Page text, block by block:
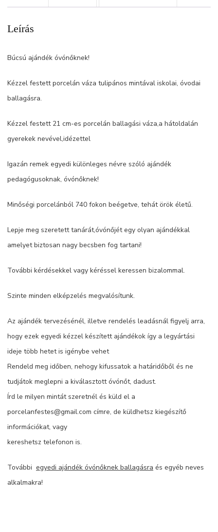
Leírás
Búcsú ajándék óvónőknek!
Kézzel festett porcelán váza tulipános mintával iskolai, óvodai
ballagásra.
Kézzel festett 21 cm-es porcelán ballagási váza,a hátoldalán
gyerekek nevével,idézettel
Igazán remek egyedi különleges névre szóló ajándék
pedagógusoknak, óvónőknek!
Minőségi porcelánból 740 fokon beégetve, tehát örök életű.
Lepje meg szeretett tanárát,óvónőjét egy olyan ajándékkal
amelyet biztosan nagy becsben fog tartani!
További kérdésekkel vagy kéréssel keressen bizalommal.
Szinte minden elképzelés megvalósítunk.
Az ajándék tervezésénél, illetve rendelés leadásnál figyelj arra,
hogy ezek egyedi kézzel készített ajándékok így a legyártási
ideje több hetet is igénybe vehet
Rendeld meg időben, nehogy kifussatok a határidőből és ne
tudjátok meglepni a kiválasztott óvónőt, dadust.
Írd le milyen mintát szeretnél és küld el a
porcelanfestes@gmail.com címre, de küldhetsz kiegészítő
információkat, vagy
kereshetsz telefonon is.
További egyedi ajándék óvónőknek ballagásra és egyéb neves
alkalmakra!